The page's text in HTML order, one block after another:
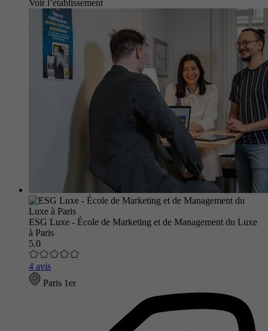
Voir l’établissement
ESG Luxe - École de Marketing et de Management du Luxe
à Paris
5.0
4 avis
Paris 1er